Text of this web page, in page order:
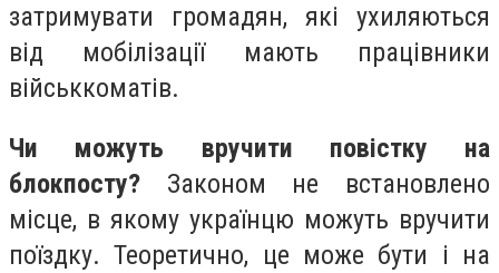
затримувати громадян, які ухиляються
від мобілізації мають працівники
військкоматів.
Чи можуть вручити повістку на
блокпосту? Законом не встановлено
місце, в якому українцю можуть вручити
поїздку. Теоретично, це може бути і на